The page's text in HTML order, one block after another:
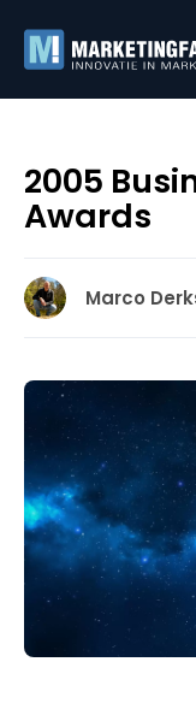
2005
Awards
Marco